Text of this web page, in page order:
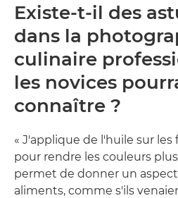
Existe-t-il des
dans la
culinaire
les novices
connaître ?
« J'applique de l'huile sur
pour rendre les couleurs
permet de donner un
aliments, comme s'ils